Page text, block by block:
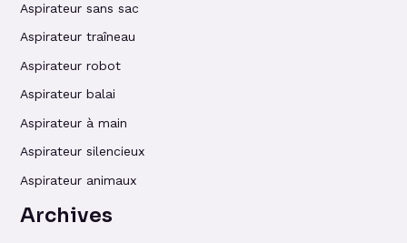
Aspirateur sans sac
Aspirateur traîneau
Aspirateur robot
Aspirateur balai
Aspirateur à main
Aspirateur silencieux
Aspirateur animaux
Archives